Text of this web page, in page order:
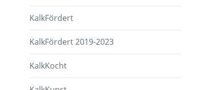
KalkFördert
KalkFördert 2019-2023
KalkKocht